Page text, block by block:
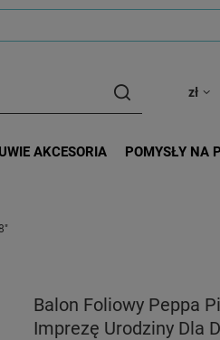
zł
AKCESORIA
POMYSŁY NA
Balon Foliowy Peppa
Imprezę Urodziny Dla